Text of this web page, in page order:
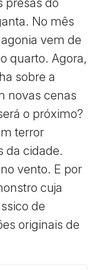
No mês
vem de
quarto. Agora,
sobre a
novas cenas
o próximo?
terror
da cidade.
vento. E por
cuja
de
originais de